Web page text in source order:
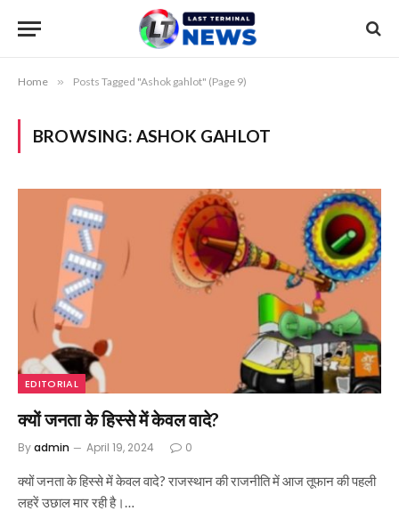
Home » Posts Tagged "Ashok gahlot" (Page 9)
BROWSING: ASHOK GAHLOT
EDITORIAL
क्यों जनता के हिस्से में केवल वादे?
Byadmin April 19, 2024 0
क्यों जनता के हिस्से में केवल वादे? राजस्थान की राजनीति में आज तूफान की पहली
लहरें उछाल मार रही है।…